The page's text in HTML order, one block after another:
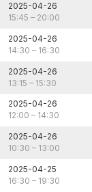
2025-04-26
15:45 – 20:00
2025-04-26
14:30 – 16:30
2025-04-26
13:15 – 15:30
2025-04-26
12:00 – 14:30
2025-04-26
10:30 – 13:00
2025-04-25
16:30 – 19:30